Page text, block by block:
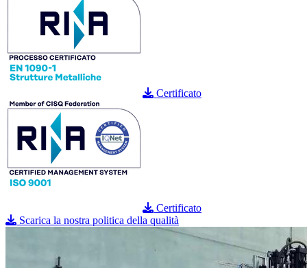
Certificato
Certificato
Scarica la nostra politica della qualità